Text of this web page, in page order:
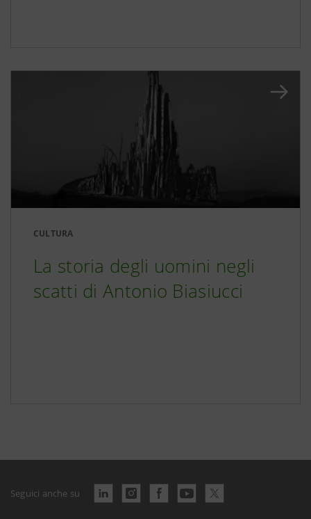
CULTURA
La storia degli uomini negli
scatti di Antonio Biasiucci
Seguici anche su